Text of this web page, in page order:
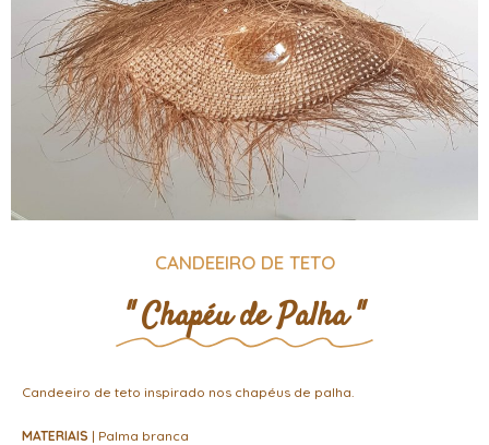
CANDEEIRO DE TETO
" Chapéu de Palha "
Candeeiro de teto inspirado nos chapéus de palha.
MATERIAIS | Palma branca